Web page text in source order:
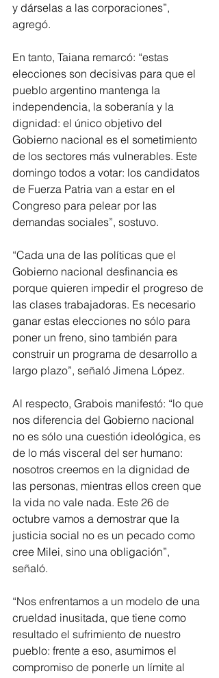
y dárselas a las corporaciones”,
agregó.
En tanto, Taiana remarcó: “estas
elecciones son decisivas para que el
pueblo argentino mantenga la
independencia, la soberanía y la
dignidad: el único objetivo del
Gobierno nacional es el sometimiento
de los sectores más vulnerables. Este
domingo todos a votar: los candidatos
de Fuerza Patria van a estar en el
Congreso para pelear por las
demandas sociales”, sostuvo.
“Cada una de las políticas que el
Gobierno nacional desfinancia es
porque quieren impedir el progreso de
las clases trabajadoras. Es necesario
ganar estas elecciones no sólo para
poner un freno, sino también para
construir un programa de desarrollo a
largo plazo”, señaló Jimena López.
Al respecto, Grabois manifestó: “lo que
nos diferencia del Gobierno nacional
no es sólo una cuestión ideológica, es
de lo más visceral del ser humano:
nosotros creemos en la dignidad de
las personas, mientras ellos creen que
la vida no vale nada. Este 26 de
octubre vamos a demostrar que la
justicia social no es un pecado como
cree Milei, sino una obligación”,
señaló.
“Nos enfrentamos a un modelo de una
crueldad inusitada, que tiene como
resultado el sufrimiento de nuestro
pueblo: frente a eso, asumimos el
compromiso de ponerle un límite al